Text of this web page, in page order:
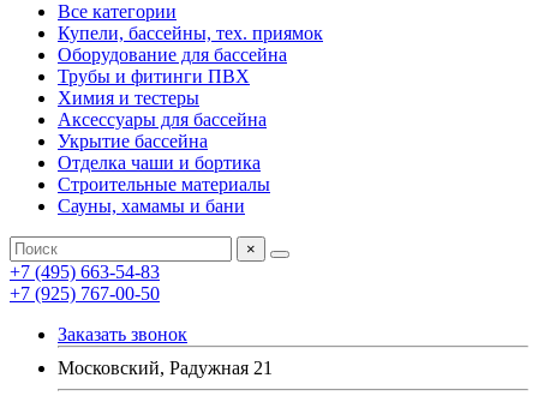
Все категории
Купели, бассейны, тех. приямок
Оборудование для бассейна
Трубы и фитинги ПВХ
Химия и тестеры
Аксессуары для бассейна
Укрытие бассейна
Отделка чаши и бортика
Строительные материалы
Сауны, хамамы и бани
×
+7 (495) 663-54-83
+7 (925) 767-00-50
Заказать звонок
Московский, Радужная 21